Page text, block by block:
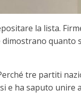
la lista.
tre partiti
ha saputo unire